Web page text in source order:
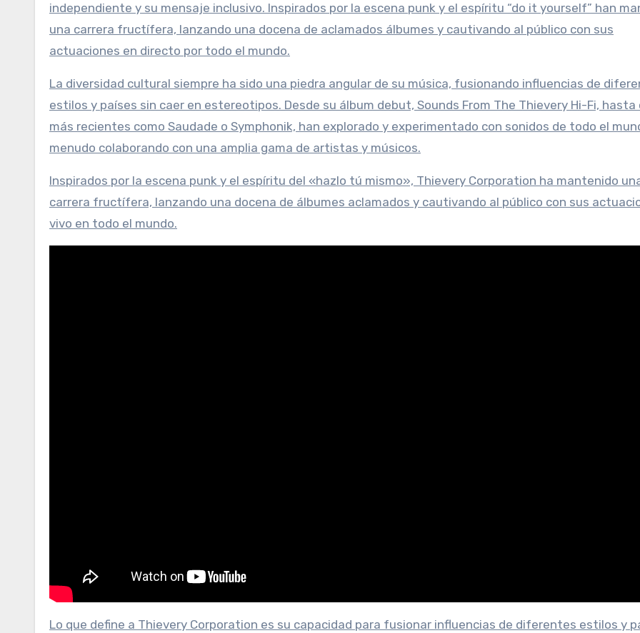
independiente y su mensaje inclusivo. Inspirados por la escena punk y el espíritu “do it yourself” han
una carrera fructífera, lanzando una docena de aclamados álbumes y cautivando al público con sus
actuaciones en directo por todo el mundo.
La diversidad cultural siempre ha sido una piedra angular de su música, fusionando influencias de
estilos y países sin caer en estereotipos. Desde su álbum debut, Sounds From The Thievery Hi-Fi, hasta
más recientes como Saudade o Symphonik, han explorado y experimentado con sonidos de todo el
menudo colaborando con una amplia gama de artistas y músicos.
Inspirados por la escena punk y el espíritu del «hazlo tú mismo», Thievery Corporation ha mantenido
carrera fructífera, lanzando una docena de álbumes aclamados y cautivando al público con sus
vivo en todo el mundo.
Lo que define a Thievery Corporation es su capacidad para fusionar influencias de diferentes estilos y